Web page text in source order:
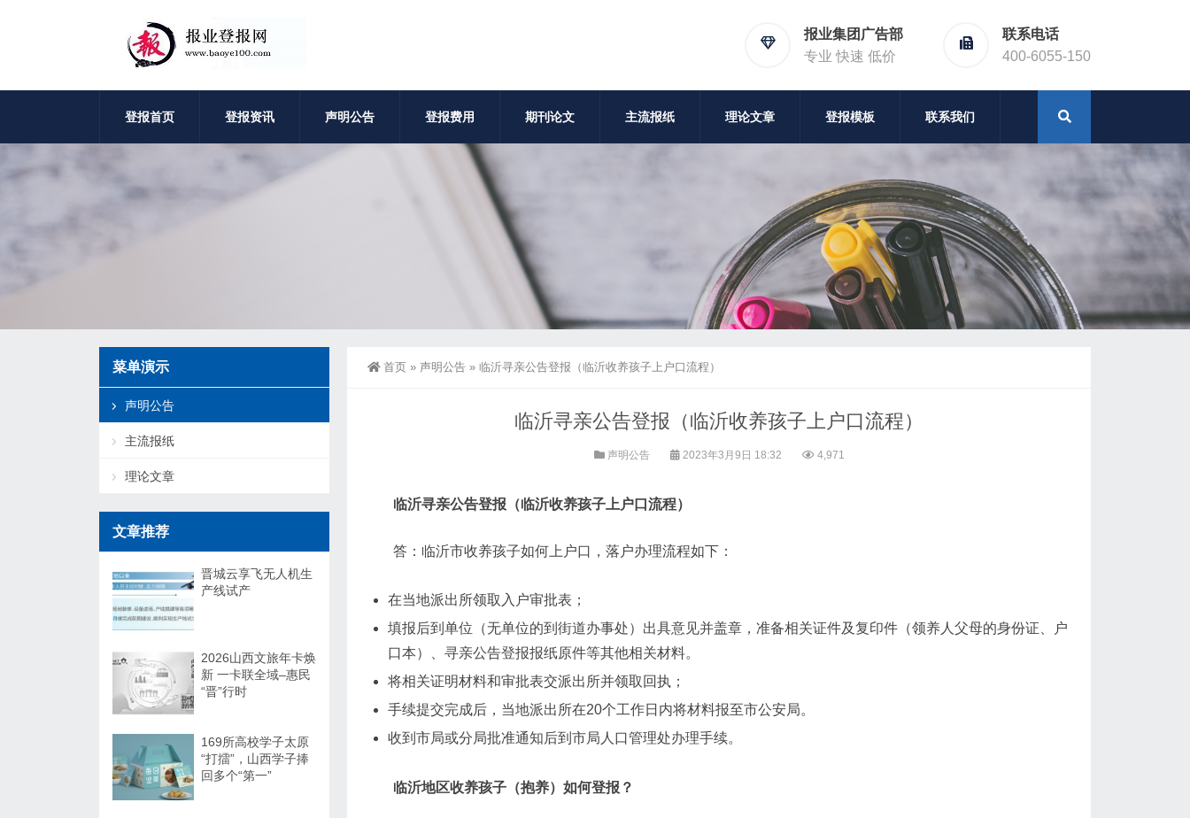
报业集团广告部
专业 快速 低价
联系电话
400-6055-150
登报首页 登报资讯 声明公告 登报费用 期刊论文 主流报纸 理论文章 登报模板 联系我们
首页 » 声明公告 » 临沂寻亲公告登报（临沂收养孩子上户口流程）
临沂寻亲公告登报（临沂收养孩子上户口流程）
声明公告 2023年3月9日 18:32 4,971
临沂寻亲公告登报（临沂收养孩子上户口流程）
答：临沂市收养孩子如何上户口，落户办理流程如下：
在当地派出所领取入户审批表；
填报后到单位（无单位的到街道办事处）出具意见并盖章，准备相关证件及复印件（领养人父母的身份证、户
口本）、寻亲公告登报报纸原件等其他相关材料。
将相关证明材料和审批表交派出所并领取回执；
手续提交完成后，当地派出所在20个工作日内将材料报至市公安局。
收到市局或分局批准通知后到市局人口管理处办理手续。
临沂地区收养孩子（抱养）如何登报？
菜单演示
声明公告
主流报纸
理论文章
文章推荐
晋城云享飞无人机生
产线试产
2026山西文旅年卡焕
新 一卡联全域–惠民
“晋”行时
169所高校学子太原
“打擂”，山西学子捧
回多个“第一”